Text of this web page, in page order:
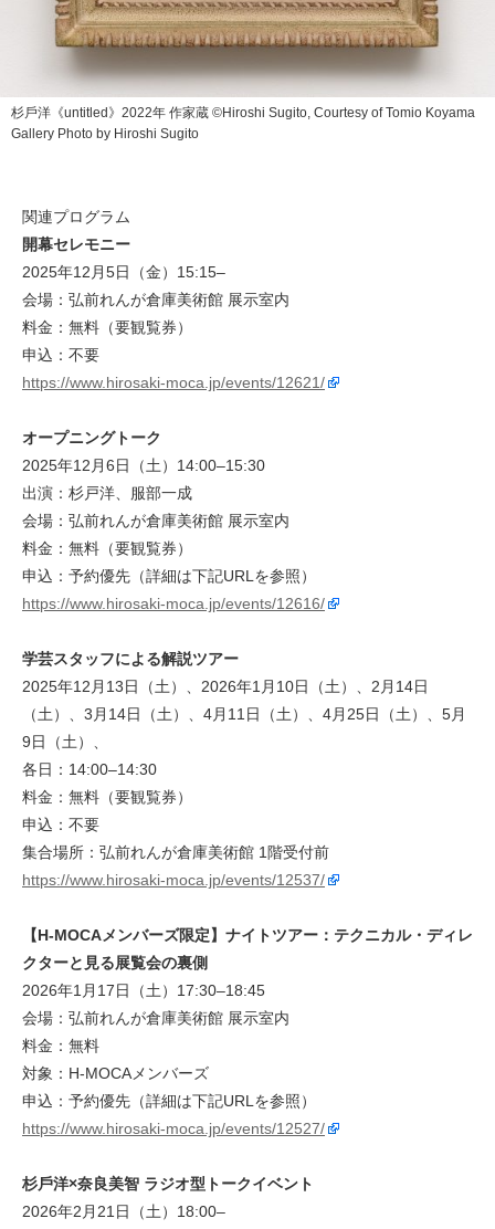
杉⼾洋《untitled》2022年 作家蔵 ©Hiroshi Sugito, Courtesy of Tomio Koyama
Gallery Photo by Hiroshi Sugito
関連プログラム
開幕セレモニー
2025年12月5日（金）15:15–
会場：弘前れんが倉庫美術館 展示室内
料金：無料（要観覧券）
申込：不要
https://www.hirosaki-moca.jp/events/12621/
オープニングトーク
2025年12月6日（土）14:00–15:30
出演：杉戸洋、服部一成
会場：弘前れんが倉庫美術館 展示室内
料金：無料（要観覧券）
申込：予約優先（詳細は下記URLを参照）
https://www.hirosaki-moca.jp/events/12616/
学芸スタッフによる解説ツアー
2025年12月13日（土）、2026年1月10日（土）、2月14日
（土）、3月14日（土）、4月11日（土）、4月25日（土）、5月
9日（土）、
各日：14:00–14:30
料金：無料（要観覧券）
申込：不要
集合場所：弘前れんが倉庫美術館 1階受付前
https://www.hirosaki-moca.jp/events/12537/
【H-MOCAメンバーズ限定】ナイトツアー：テクニカル・ディレ
クターと⾒る展覧会の裏側
2026年1月17日（土）17:30–18:45
会場：弘前れんが倉庫美術館 展示室内
料金：無料
対象：H-MOCAメンバーズ
申込：予約優先（詳細は下記URLを参照）
https://www.hirosaki-moca.jp/events/12527/
杉⼾洋×奈良美智 ラジオ型トークイベント
2026年2月21日（土）18:00–